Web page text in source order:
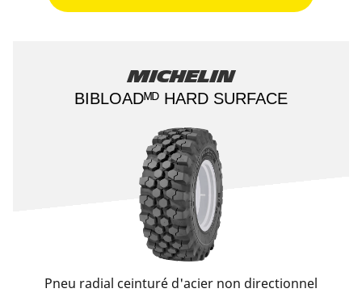
Michelin
BIBLOADᴹᴰ HARD SURFACE​
Pneu radial ceinturé d'acier non directionnel